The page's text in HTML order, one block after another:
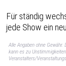
Für ständig
jede Show ein
Alle Angaben ohne
kann es zu
Veranstalters/